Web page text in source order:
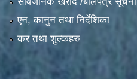
एन, कानुन तथा निर्देशिका
कर तथा शुल्कहरु